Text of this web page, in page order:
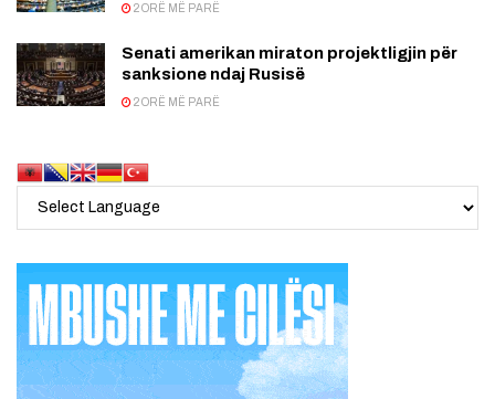
2 ORË MË PARË
Senati amerikan miraton projektligjin për
sanksione ndaj Rusisë
2 ORË MË PARË